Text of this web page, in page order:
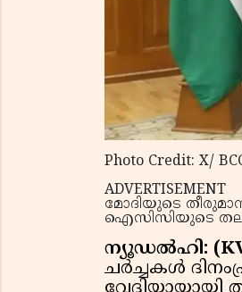
Photo Credit: X/
ADVERTISEMENT
മോദിയുടെ
ഐസിസിയുടെ
ന്യൂഡൽഹി:
ചർച്ചകൾ